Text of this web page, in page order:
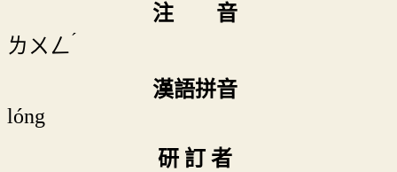
注 音
ㄌㄨㄥˊ
漢語拼音
lóng
研 訂 者